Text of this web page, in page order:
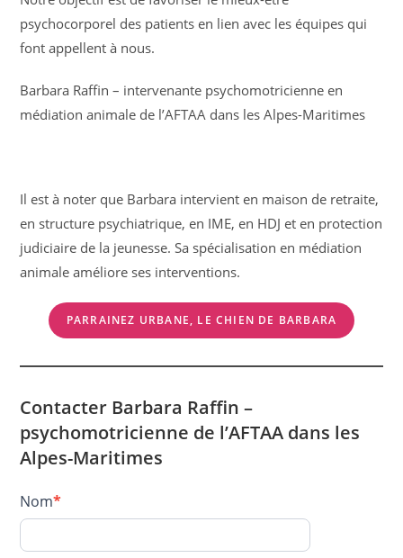
psychocorporel des patients en lien avec les équipes qui
font appellent à nous.
Barbara Raffin – intervenante psychomotricienne en
médiation animale de l’AFTAA dans les Alpes-Maritimes
Il est à noter que Barbara intervient en maison de retraite,
en structure psychiatrique, en IME, en HDJ et en protection
judiciaire de la jeunesse. Sa spécialisation en médiation
animale améliore ses interventions.
PARRAINEZ URBANE, LE CHIEN DE BARBARA
Contacter Barbara Raffin –
psychomotricienne de l’AFTAA dans les
Alpes-Maritimes
Contact
–
RAFFIN
Nom*